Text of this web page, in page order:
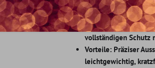
Farbe: Transparent
Das Glas verfügt
vollständigen Schutz
Vorteile: Präziser
leichtgewichtig,